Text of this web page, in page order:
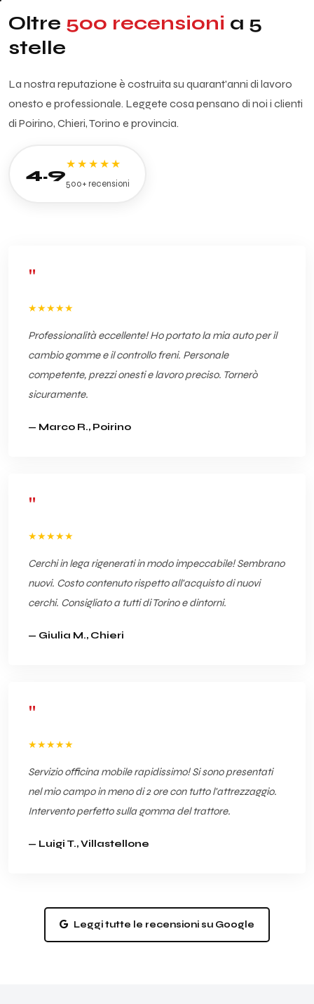
Oltre 500 recensioni a 5
stelle
La nostra reputazione è costruita su quarant'anni di lavoro
onesto e professionale. Leggete cosa pensano di noi i clienti
di Poirino, Chieri, Torino e provincia.
4.9
★★★★★
500+ recensioni
"
★★★★★
Professionalità eccellente! Ho portato la mia auto per il
cambio gomme e il controllo freni. Personale
competente, prezzi onesti e lavoro preciso. Tornerò
sicuramente.
— Marco R., Poirino
"
★★★★★
Cerchi in lega rigenerati in modo impeccabile! Sembrano
nuovi. Costo contenuto rispetto all'acquisto di nuovi
cerchi. Consigliato a tutti di Torino e dintorni.
— Giulia M., Chieri
"
★★★★★
Servizio officina mobile rapidissimo! Si sono presentati
nel mio campo in meno di 2 ore con tutto l'attrezzaggio.
Intervento perfetto sulla gomma del trattore.
— Luigi T., Villastellone
Leggi tutte le recensioni su Google